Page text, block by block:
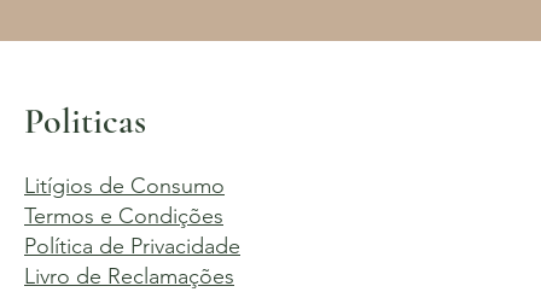
Politicas
Litígios de Consumo
Termos e Condições
Política de Privacidade
Livro de Reclamações